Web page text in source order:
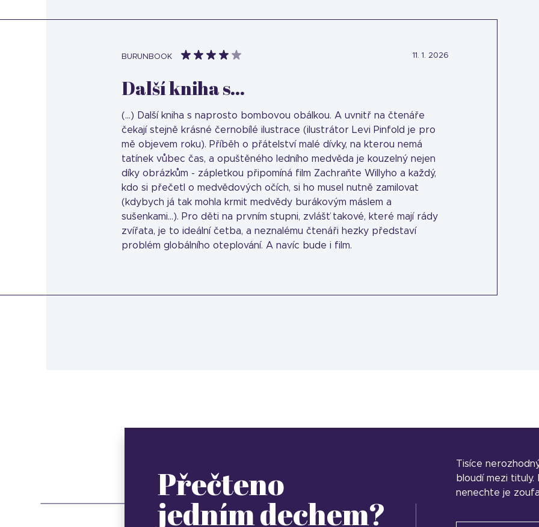
BURUNBOOK 11. 1. 2026
Další kniha s...
(...) Další kniha s naprosto bombovou obálkou. A uvnitř na čtenáře
čekají stejně krásné černobílé ilustrace (ilustrátor Levi Pinfold je pro
mě objevem roku). Příběh o přátelství malé dívky, na kterou nemá
tatínek vůbec čas, a opuštěného ledního medvěda je kouzelný nejen
díky obrázkům - zápletkou připomíná film Zachraňte Willyho a každý,
kdo si přečetl o medvědových očích, si ho musel nutně zamilovat
(kdybych já tak mohla krmit medvědy burákovým máslem a
sušenkami...). Pro děti na prvním stupni, zvlášť takové, které mají rády
zvířata, je to ideální četba, a neznalému čtenáři hezky představí
problém globálního oteplování. A navíc bude i film.
Přečteno
jedním dechem?
Tisíce
bloudí mezi
nenechte je